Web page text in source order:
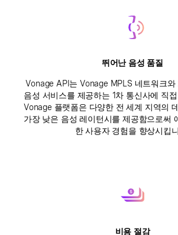
뛰어난 음성 품질
Vonage API는 Vonage MPLS 네트워크와
음성 서비스를 제공하는 1차 통신사에 직
Vonage 플랫폼은 다양한 전 세계 지역의
가장 낮은 음성 레이턴시를 제공함으로써
한 사용자 경험을 향상시킵
비용 절감